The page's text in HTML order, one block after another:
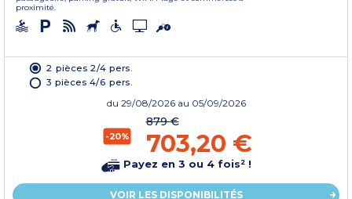
proximité.
2 pièces 2/4 pers.
3 pièces 4/6 pers.
du 29/08/2026 au 05/09/2026
-20%
879 €
703,20 €
Payez en 3 ou 4 fois² !
VOIR LES DISPONIBILITÉS